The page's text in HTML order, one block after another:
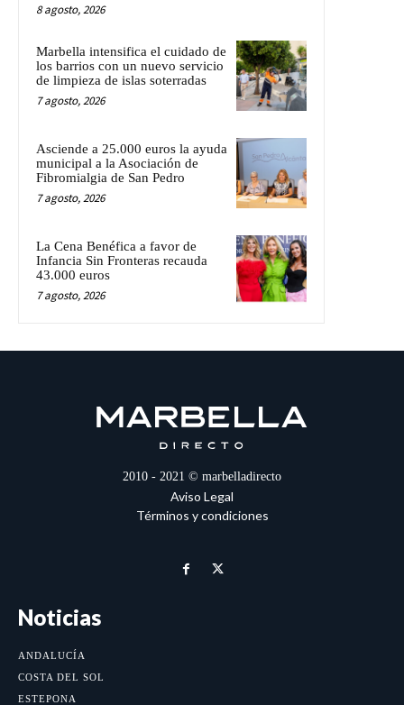
8 agosto, 2026
Marbella intensifica el cuidado de
los barrios con un nuevo servicio
de limpieza de islas soterradas
7 agosto, 2026
Asciende a 25.000 euros la ayuda
municipal a la Asociación de
Fibromialgia de San Pedro
7 agosto, 2026
La Cena Benéfica a favor de
Infancia Sin Fronteras recauda
43.000 euros
7 agosto, 2026
2010 - 2021 © marbelladirecto
Aviso Legal
Términos y condiciones
Noticias
ANDALUCÍA
COSTA DEL SOL
ESTEPONA